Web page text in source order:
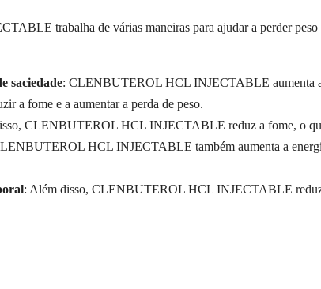
trabalha de várias maneiras para ajudar a perder peso
saciedade: CLENBUTEROL HCL INJECTABLE aumenta a
a fome e a aumentar a perda de peso.
CLENBUTEROL HCL INJECTABLE reduz a fome, o
HCL INJECTABLE também aumenta a
: Além disso, CLENBUTEROL HCL INJECTABLE reduz